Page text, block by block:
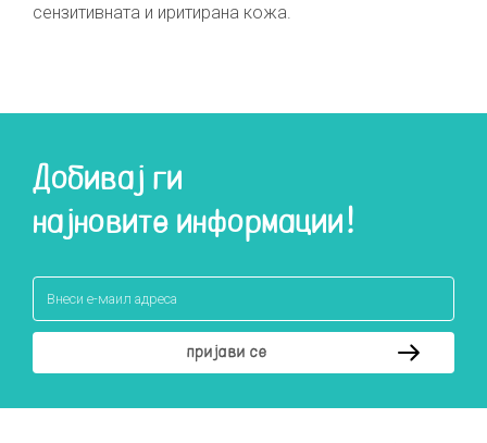
сензитивната и иритирана кожа.
Добивај ги
најновите информации!